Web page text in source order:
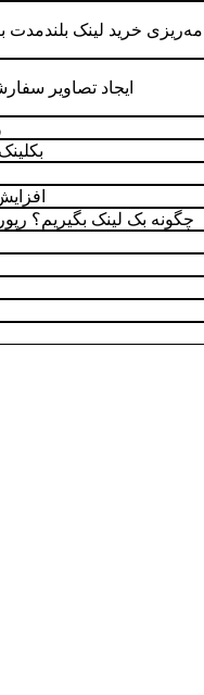
خرید لینک بلندمدت
ایجاد تصاویر
چگونه بک لینک بگیریم؟